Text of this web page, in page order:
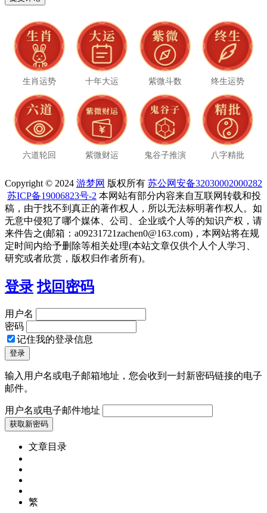
生肖运势 十年大运 紫微斗数 终生运势
六道轮回 紫微财运 鬼谷子推演 八字精批
Copyright © 2024 游梦网 版权所有 苏公网安备32030002000282
苏ICP备19006823号-2 本网站有部分内容来自互联网转载和投
稿，由于找不到真正的著作权人，所以无法标明著作权人。如
无意中侵犯了哪个媒体、公司、企业或个人等的知识产权，请
来件告之(邮箱：a09231721zachen0@163.com)，本网站将在规
定时间内给予删除等相关处理(本站文章仅供个人个人学习、
研究或者欣赏，版权归作者所有)。
登录 找回密码
用户名
密码
记住我的登录信息
输入用户名或电子邮箱地址，您会收到一封新密码链接的电子
邮件。
用户名或电子邮件地址
文章目录
繁